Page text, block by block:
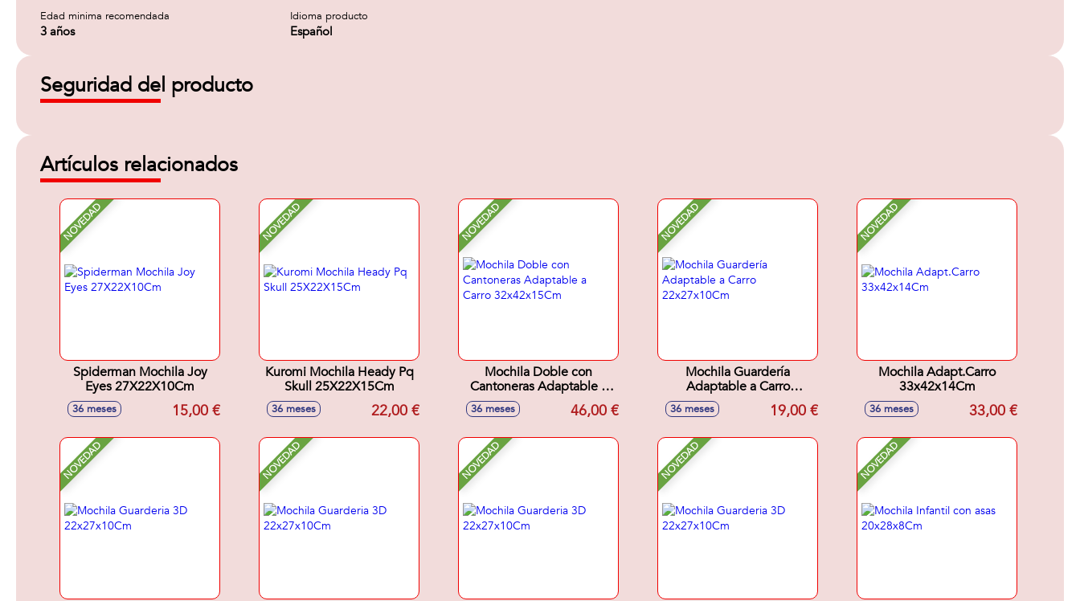
Edad minima recomendada
3 años
Idioma producto
Español
Seguridad del producto
Artículos relacionados
NOVEDAD
Spiderman Mochila Joy
Eyes 27X22X10Cm
36 meses 15,00 €
NOVEDAD
Kuromi Mochila Heady Pq
Skull 25X22X15Cm
36 meses 22,00 €
NOVEDAD
Mochila Doble con
Cantoneras Adaptable a
Carro 32x42x15Cm
36 meses 46,00 €
NOVEDAD
Mochila Guardería
Adaptable a Carro
22x27x10Cm
36 meses 19,00 €
NOVEDAD
Mochila Adapt.Carro
33x42x14Cm
36 meses 33,00 €
NOVEDAD NOVEDAD NOVEDAD NOVEDAD NOVEDAD